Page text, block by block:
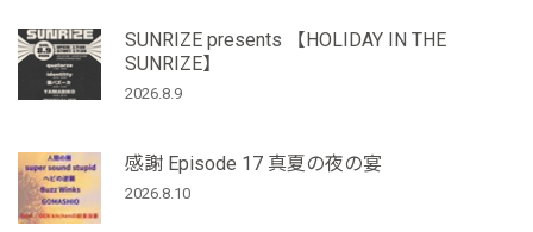
SUNRIZE presents 【HOLIDAY IN THE
SUNRIZE】
2026.8.9
感謝 Episode 17 真夏の夜の宴
2026.8.10